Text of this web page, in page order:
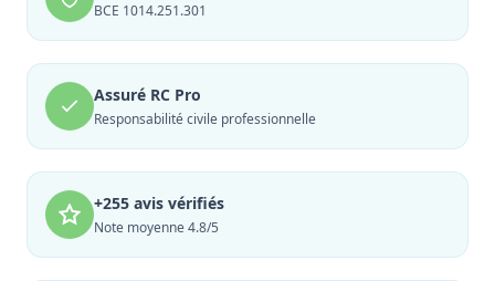
BCE 1014.251.301
Assuré RC Pro
Responsabilité civile professionnelle
+255 avis vérifiés
Note moyenne 4.8/5